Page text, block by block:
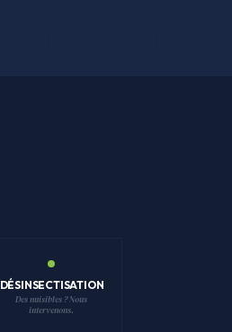
DÉSINSECTISATION
Des nuisibles ? Nous
intervenons.